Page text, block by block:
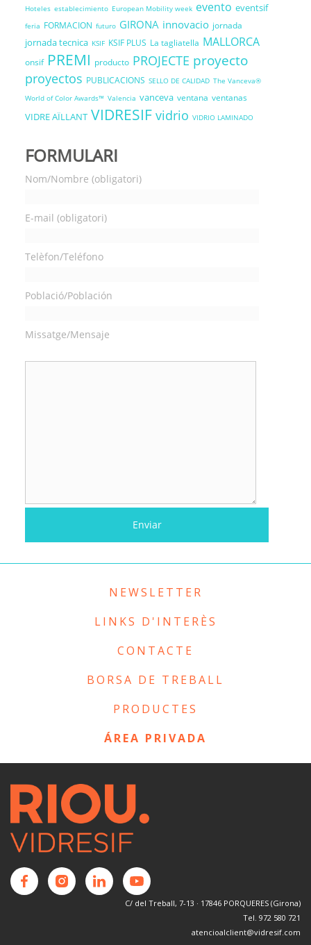
Hoteles establecimiento European Mobility week evento eventsif
feria FORMACION futuro GIRONA innovacio jornada
jornada tecnica KSIF KSIF PLUS La tagliatella MALLORCA
onsif PREMI producto PROJECTE proyecto
proyectos PUBLICACIONS SELLO DE CALIDAD The Vanceva®
World of Color Awards™ Valencia vanceva ventana ventanas
VIDRE AÏLLANT VIDRESIF vidrio VIDRIO LAMINADO
FORMULARI
Nom/Nombre (obligatori)
E-mail (obligatori)
Telèfon/Teléfono
Població/Población
Missatge/Mensaje
NEWSLETTER
LINKS D'INTERÈS
CONTACTE
BORSA DE TREBALL
PRODUCTES
ÁREA PRIVADA
C/ del Treball, 7-13 · 17846 PORQUERES (Girona)
Tel. 972 580 721
atencioalclient@vidresif.com